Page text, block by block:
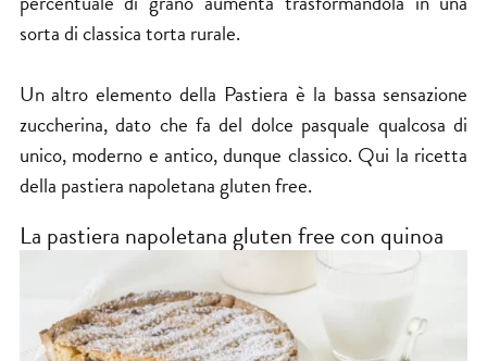
sorta di classica torta rurale.
Un altro elemento della Pastiera è la bassa sensazione
zuccherina, dato che fa del dolce pasquale qualcosa di
unico, moderno e antico, dunque classico. Qui la ricetta
della pastiera napoletana gluten free.
La pastiera napoletana gluten free con quinoa